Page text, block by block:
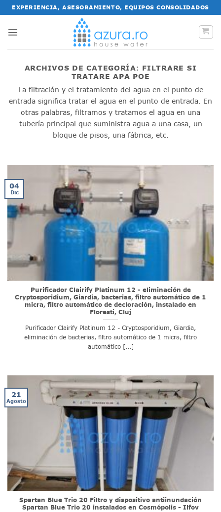
Saltar
al
contenido
EXPERIENCIA, ASESORAMIENTO, EQUIPOS CONSOLIDADOS
ARCHIVOS DE CATEGORÍA: FILTRARE SI
TRATARE APA POE
La filtración y el tratamiento del agua en el punto de
entrada significa tratar el agua en el punto de entrada. En
otras palabras, filtramos y tratamos el agua en una
tubería principal que suministra agua a una casa, un
bloque de pisos, una fábrica, etc.
Purificador Clairify Platinum 12 - eliminación de
Cryptosporidium, Giardia, bacterias, filtro automático de 1
micra, filtro automático de decloración, instalado en
Floresti, Cluj
Purificador Clairify Platinum 12 - Cryptosporidium, Giardia,
eliminación de bacterias, filtro automático de 1 micra, filtro
automático [...]
04
Dic
Spartan Blue Trio 20 Filtro y dispositivo antiinundación
Spartan Blue Trio 20 instalados en Cosmópolis - Ilfov
21
Agosto